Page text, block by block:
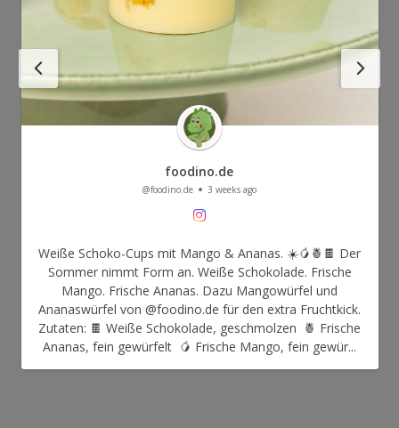
foodino.de
@foodino.de 3 weeks ago
Weiße Schoko-Cups mit Mango & Ananas. ☀️🥭🍍🍫 Der
Sommer nimmt Form an. Weiße Schokolade. Frische
Mango. Frische Ananas. Dazu Mangowürfel und
Ananaswürfel von @foodino.de für den extra Fruchtkick.
Zutaten: 🍫 Weiße Schokolade, geschmolzen 🍍 Frische
Ananas, fein gewürfelt 🥭 Frische Mango, fein gewür...